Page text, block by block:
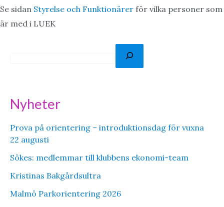
Se sidan Styrelse och Funktionärer för vilka personer som
är med i LUEK
Nyheter
Prova på orientering – introduktionsdag för vuxna
22 augusti
Sökes: medlemmar till klubbens ekonomi-team
Kristinas Bakgårdsultra
Malmö Parkorientering 2026